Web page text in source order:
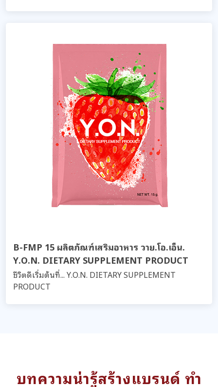
B-FMP 15 ผลิตภัณฑ์เสริมอาหาร วาย.โอ.เอ็น.
Y.O.N. DIETARY SUPPLEMENT PRODUCT
ชีวิตดีเริ่มต้นที่... Y.O.N. DIETARY SUPPLEMENT
PRODUCT
บทความน่ารู้สร้างแบรนด์ ทำ